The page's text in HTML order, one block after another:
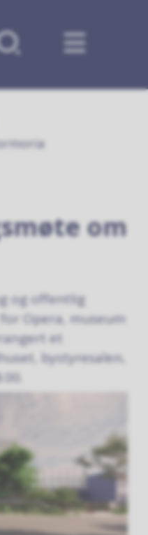
om
og offentlig
Opera, museum
et
bystyresalen,